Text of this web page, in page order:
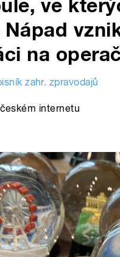
ve
na
zahr. zpravodajů
internetu